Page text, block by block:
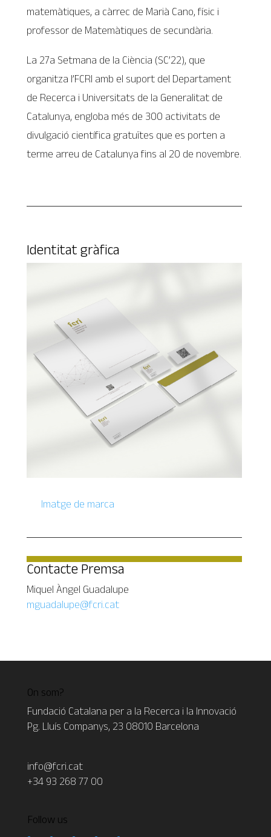
matemàtiques, a càrrec de Marià Cano, físic i
professor de Matemàtiques de secundària.
La 27a Setmana de la Ciència (SC’22), que
organitza l’FCRI amb el suport del Departament
de Recerca i Universitats de la Generalitat de
Catalunya, engloba més de 300 activitats de
divulgació científica gratuïtes que es porten a
terme arreu de Catalunya fins al 20 de novembre.
Identitat gràfica
Imatge de marca
Contacte Premsa
Miquel Àngel Guadalupe
mguadalupe@fcri.cat
On som?
Fundació Catalana per a la Recerca i la Innovació
Pg. Lluís Companys, 23 08010 Barcelona
info@fcri.cat
+34 93 268 77 00
Follow us